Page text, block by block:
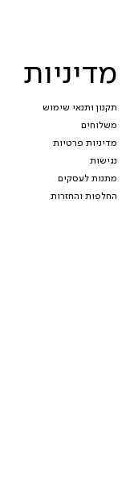
מדיניות
תקנון ותנאי שימוש
משלוחים
מדיניות פרטיות
נגישות
מתנות לעסקים
החלפות והחזרות